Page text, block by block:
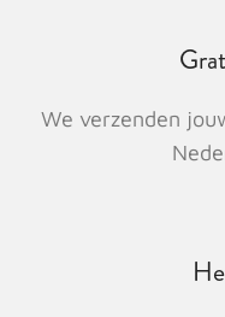
We verzenden